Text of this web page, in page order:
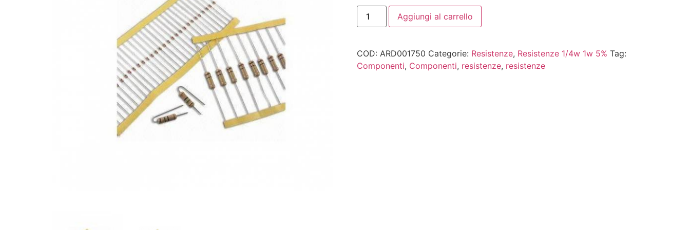
Aggiungi al carrello
COD: ARD001750 Categorie: Resistenze, Resistenze 1/4w 1w 5% Tag:
Componenti, Componenti, resistenze, resistenze